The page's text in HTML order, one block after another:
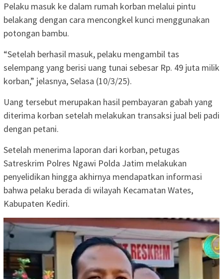
Pelaku masuk ke dalam rumah korban melalui pintu
belakang dengan cara mencongkel kunci menggunakan
potongan bambu.
“Setelah berhasil masuk, pelaku mengambil tas
selempang yang berisi uang tunai sebesar Rp. 49 juta milik
korban,” jelasnya, Selasa (10/3/25).
Uang tersebut merupakan hasil pembayaran gabah yang
diterima korban setelah melakukan transaksi jual beli padi
dengan petani.
Setelah menerima laporan dari korban, petugas
Satreskrim Polres Ngawi Polda Jatim melakukan
penyelidikan hingga akhirnya mendapatkan informasi
bahwa pelaku berada di wilayah Kecamatan Wates,
Kabupaten Kediri.